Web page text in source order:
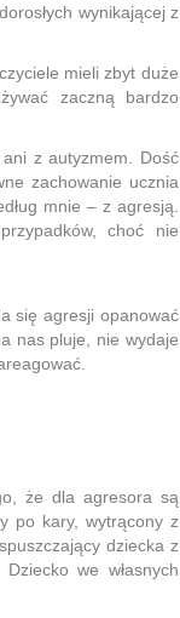
wynikającej z
mieli zbyt duże
zaczną bardzo
z autyzmem. Dość
zachowanie ucznia
mnie – z agresją.
choć nie
się agresji opanować
nas pluje, nie wydaje
że dla agresora są
po kary, wytrącony z
dziecka z
we własnych